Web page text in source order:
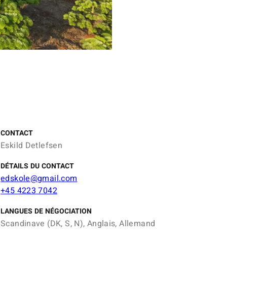
CONTACT
Eskild Detlefsen
DÉTAILS DU CONTACT
edskole@gmail.com
+45 4223 7042
LANGUES DE NÉGOCIATION
Scandinave (DK, S, N), Anglais, Allemand